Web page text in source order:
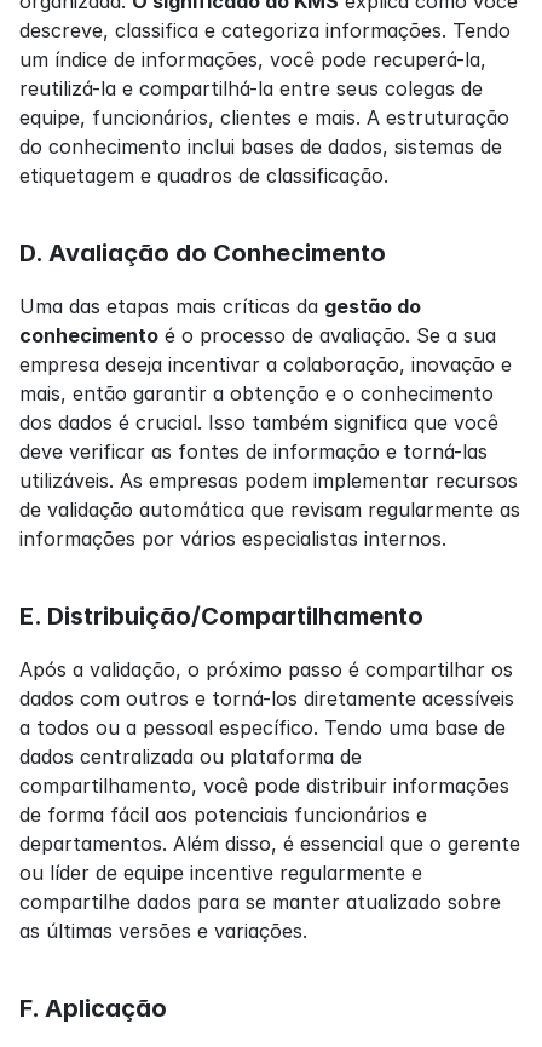
descreve, classifica e categoriza informações. Tendo
um índice de informações, você pode recuperá-la,
reutilizá-la e compartilhá-la entre seus colegas de
equipe, funcionários, clientes e mais. A estruturação
do conhecimento inclui bases de dados, sistemas de
etiquetagem e quadros de classificação.
D. Avaliação do Conhecimento
Uma das etapas mais críticas da gestão do
conhecimento é o processo de avaliação. Se a sua
empresa deseja incentivar a colaboração, inovação e
mais, então garantir a obtenção e o conhecimento
dos dados é crucial. Isso também significa que você
deve verificar as fontes de informação e torná-las
utilizáveis. As empresas podem implementar recursos
de validação automática que revisam regularmente as
informações por vários especialistas internos.
E. Distribuição/Compartilhamento
Após a validação, o próximo passo é compartilhar os
dados com outros e torná-los diretamente acessíveis
a todos ou a pessoal específico. Tendo uma base de
dados centralizada ou plataforma de
compartilhamento, você pode distribuir informações
de forma fácil aos potenciais funcionários e
departamentos. Além disso, é essencial que o gerente
ou líder de equipe incentive regularmente e
compartilhe dados para se manter atualizado sobre
as últimas versões e variações.
F. Aplicação